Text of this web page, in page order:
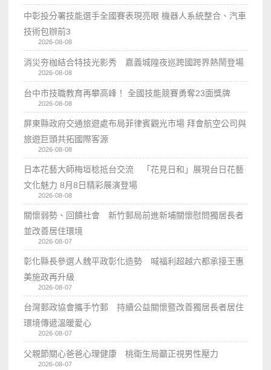
中彰投分署技能選手全國賽表現亮眼 機器人系統整合、汽車
技術包辦前3
2026-08-08
消災夯枷結合特技光影秀 嘉義城隍夜巡跨國跨界熱鬧登場
2026-08-08
台中市技職教育再攀高峰！ 全國技能競賽勇奪23面獎牌
2026-08-08
屏東縣政府交通旅遊處布局菲律賓觀光市場 拜會航空公司與
旅遊巨頭共拓國際客源
2026-08-08
日本花藝大師梅垣稔抵台交流 「花見日和」展現台日花藝
文化魅力 8月8日精彩展演登場
2026-08-08
關懷弱勢、回饋社會 新竹郵局前進新埔關懷慰問獨居長者
並改善居住環境
2026-08-07
彰化縣長參選人魏平政彰化造勢 喊福利超越六都承接王惠
美施政再升級
2026-08-07
台灣郵政協會攜手竹郵 持續公益關懷暨改善獨居長者居住
環境傳遞溫暖愛心
2026-08-07
父親節關心爸爸心理健康 桃衛生局籲正視男性壓力
2026-08-07